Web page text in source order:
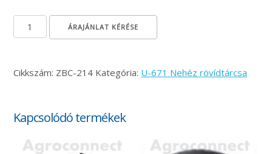
Vonórúd csapszeg mennyiség
ÁRAJÁNLAT KÉRÉSE
Cikkszám: ZBC-214 Kategória: U-671 Nehéz rövídtárcsa
Kapcsolódó termékek